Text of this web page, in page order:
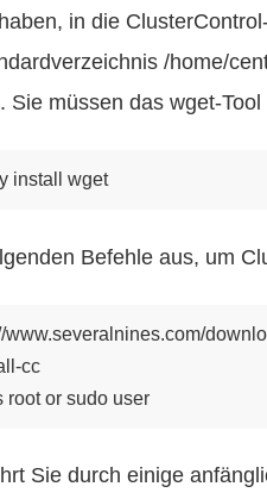
in die
/home/
Sie müssen das wget-
install wget
Befehle aus, um
www.severalnines.com/
cc
root or sudo user
Sie durch einige